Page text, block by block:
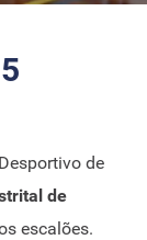
de
de
escalões.